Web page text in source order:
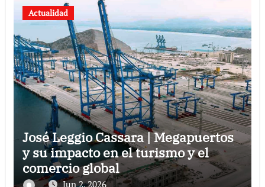
Actualidad
José Leggio Cassara | Megapuertos
y su impacto en el turismo y el
comercio global
Jun 2, 2026